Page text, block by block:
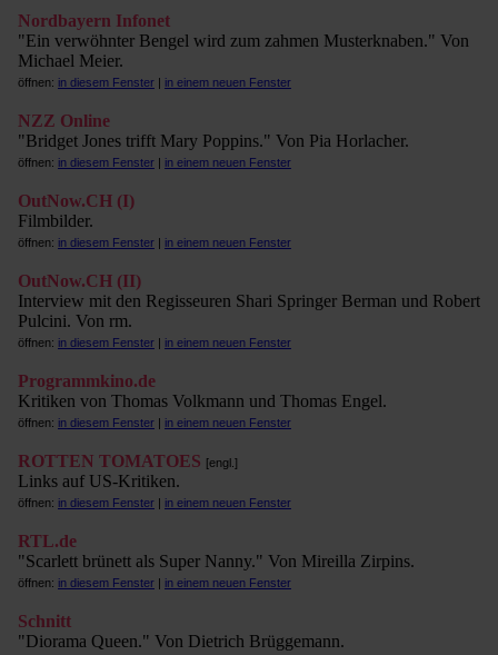
Nordbayern Infonet
"Ein verwöhnter Bengel wird zum zahmen Musterknaben." Von
Michael Meier.
öffnen: in diesem Fenster | in einem neuen Fenster
NZZ Online
"Bridget Jones trifft Mary Poppins." Von Pia Horlacher.
öffnen: in diesem Fenster | in einem neuen Fenster
OutNow.CH (I)
Filmbilder.
öffnen: in diesem Fenster | in einem neuen Fenster
OutNow.CH (II)
Interview mit den Regisseuren Shari Springer Berman und Robert
Pulcini. Von rm.
öffnen: in diesem Fenster | in einem neuen Fenster
Programmkino.de
Kritiken von Thomas Volkmann und Thomas Engel.
öffnen: in diesem Fenster | in einem neuen Fenster
ROTTEN TOMATOES [engl.]
Links auf US-Kritiken.
öffnen: in diesem Fenster | in einem neuen Fenster
RTL.de
"Scarlett brünett als Super Nanny." Von Mireilla Zirpins.
öffnen: in diesem Fenster | in einem neuen Fenster
Schnitt
"Diorama Queen." Von Dietrich Brüggemann.